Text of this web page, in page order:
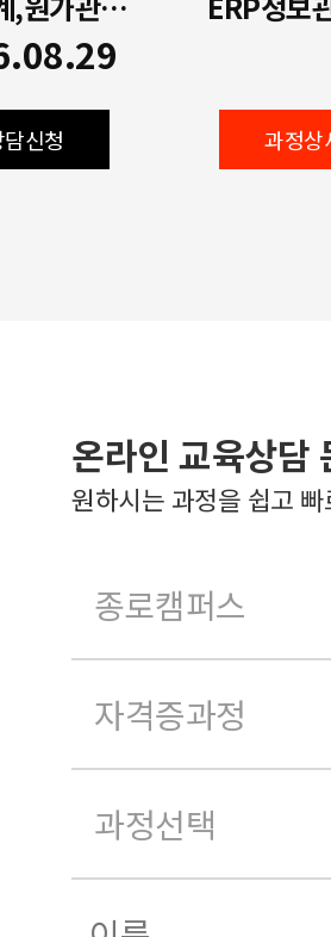
신청 과정상
온라인 교육상담
원하시는 과정을 쉽고